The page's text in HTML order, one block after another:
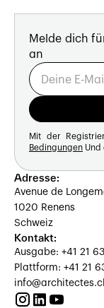
Melde dich
an
Mit der
Bedingungen Und
Adresse:
Avenue de
1020 Renens
Schweiz
Kontakt:
Ausgabe: +41 21
Plattform: +41 21